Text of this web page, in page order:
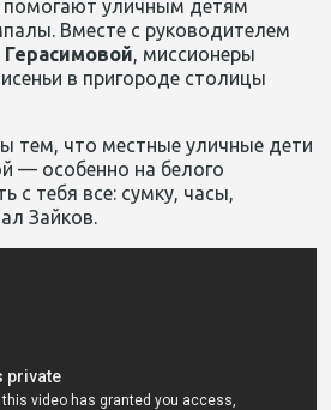
помогают уличным детям
Вместе с руководителем
, миссионеры
в пригороде столицы
тем, что местные уличные дети
— особенно на белого
с тебя все: сумку, часы,
Зайков.